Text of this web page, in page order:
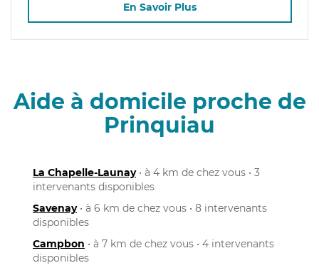
En Savoir Plus
Aide à domicile proche de
Prinquiau
La Chapelle-Launay• à 4 km de chez vous • 3
intervenants disponibles
Savenay• à 6 km de chez vous • 8 intervenants
disponibles
Campbon • à 7 km de chez vous • 4 intervenants
disponibles